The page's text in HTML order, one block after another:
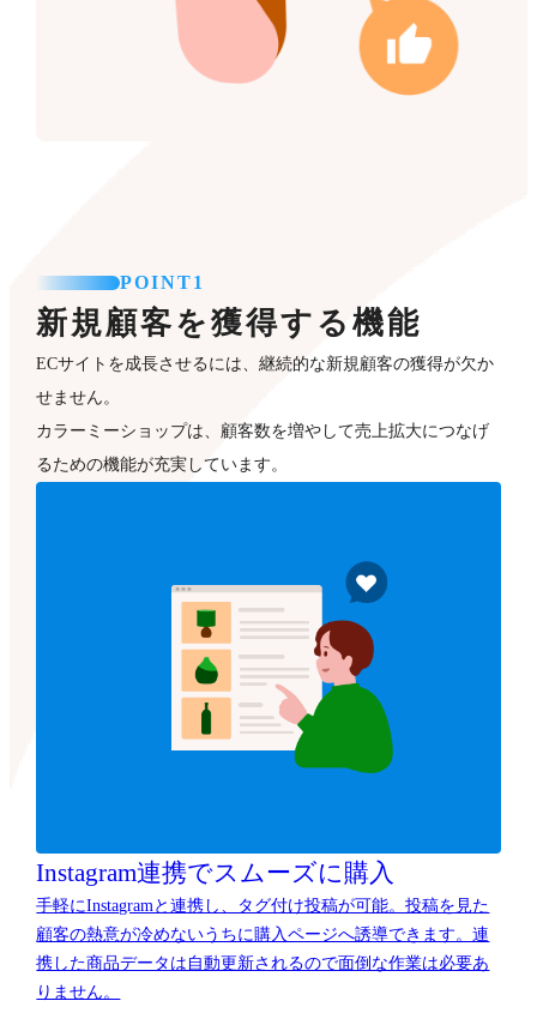
POINT1
新規顧客を獲得する機能
ECサイトを成長させるには、継続的な新規顧客の獲得が欠か
せません。
カラーミーショップは、顧客数を増やして売上拡大につなげ
るための機能が充実しています。
Instagram連携でスムーズに購入
手軽にInstagramと連携し、タグ付け投稿が可能。投稿を見た
顧客の熱意が冷めないうちに購入ページへ誘導できます。連
携した商品データは自動更新されるので面倒な作業は必要あ
りません。